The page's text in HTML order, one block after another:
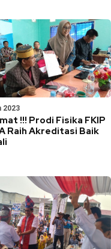
2023
!!! Prodi Fisika FKIP
Raih Akreditasi Baik